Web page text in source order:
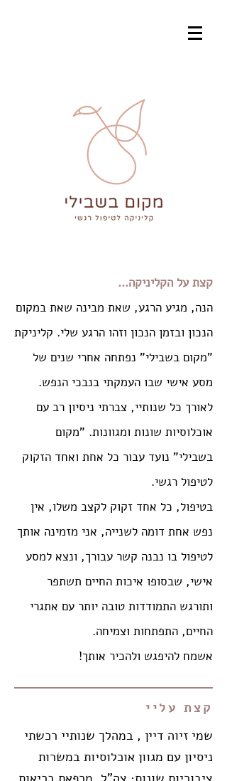
קצת על הקליניקה...
הנה, מגיע הרגע, שאת מבינה שאת במקום
הנכון ובזמן הנכון וזהו הרגע שלי. קליניקת
"מקום בשבילי" נפתחה אחרי שנים של
מסע אישי שבו העמקתי בנבכי הנפש.
לאורך כל שנותיי, צברתי ניסיון רב עם
אוכלוסיות שונות ומגוונות. "מקום
בשבילי" נועד עבור כל אחת ואחד הזקוק
לטיפול רגשי.
בטיפול, כל אחד זקוק לקצב משלו, אין
נפש אחת דומה לשנייה, אני מזמינה אותך
לטיפול בו נבנה קשר עבורך, ונצא למסע
אישי, שבסופו איכות החיים תשתפר
ותורגש התמודדות טובה יותר עם אתגרי
החיים, התפתחות וצמיחה.
אשמח להיפגש ולהכיר אותך!
קצת עליי
שמי זיוה דיין , במהלך שנותיי רכשתי
ניסיון עם מגוון אוכלוסיות במשרות